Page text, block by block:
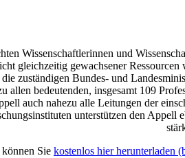
Wissenschaftlerinnen und
gleichzeitig gewachsener
zuständigen Bundes- und
allen bedeutenden, insgesamt 109
auch nahezu alle Leitungen der
unterstützen den
Sie kostenlos hier herunterladen